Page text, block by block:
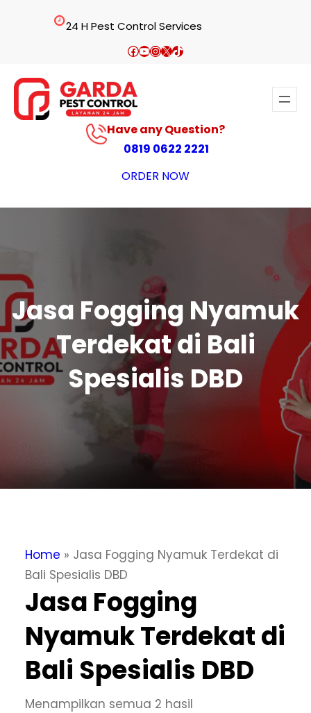
24 H Pest Control Services
Facebook
YouTube
Instagram
X TikTok
Have any Question?
0819 0622 2221
ORDER NOW
Jasa Fogging Nyamuk
Terdekat di Bali
Spesialis DBD
Home » Jasa Fogging Nyamuk Terdekat di
Bali Spesialis DBD
Jasa Fogging
Nyamuk Terdekat di
Bali Spesialis DBD
Menampilkan semua 2 hasil